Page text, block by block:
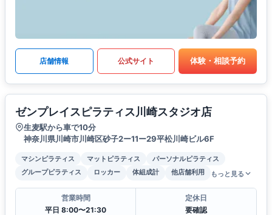
店舗情報 公式サイト 体験・相談予約
ゼンプレイスピラティス川崎スタジオ店
生麦駅から車で10分
神奈川県川崎市川崎区砂子2ー11ー29平松川崎ビル6F
マシンピラティス マットピラティス
パーソナルピラティス
グループピラティス
ロッカー 体組成計 他店舗利用 もっと見る
営業時間
平日 8:00〜21:30
定休日
要確認